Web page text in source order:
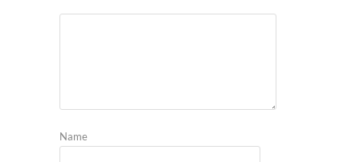
Name